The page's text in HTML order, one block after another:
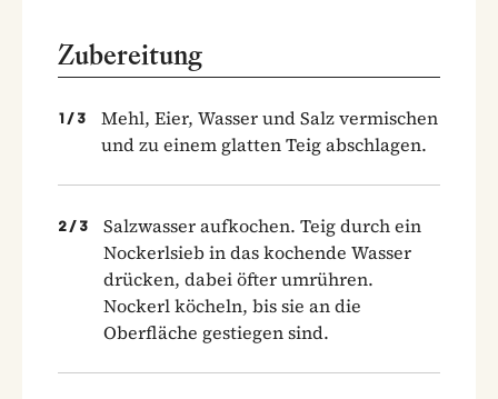
Zubereitung
1 / 3
Mehl, Eier, Wasser und Salz vermischen
und zu einem glatten Teig abschlagen.
2 / 3
Salzwasser aufkochen. Teig durch ein
Nockerlsieb in das kochende Wasser
drücken, dabei öfter umrühren.
Nockerl köcheln, bis sie an die
Oberfläche gestiegen sind.